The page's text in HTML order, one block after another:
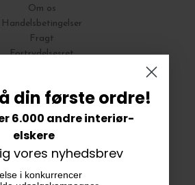
Om os
Handelsbetingelser
Fragt
Fortrydelsesret
Vores butik
KAiKU ApS
46, bygning 7
din første ordre!
6.000 andre interiør-
elskere
vores nyhedsbrev
i konkurrencer